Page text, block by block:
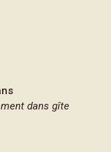
dans gîte